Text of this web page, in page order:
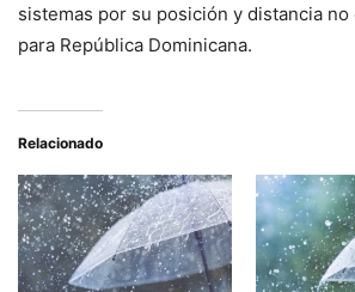
sistemas por su posición y distancia
para República Dominicana.
Relacionado